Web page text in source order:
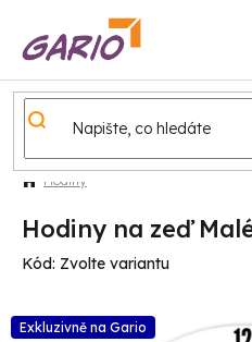
obsah
Hodiny
Hodiny na zeď
Kód: Zvolte variantu
Exkluzivně na Gario